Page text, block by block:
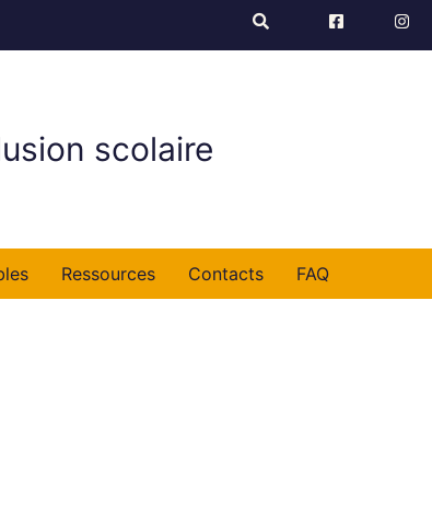
scolaire
Ressources Contacts FAQ